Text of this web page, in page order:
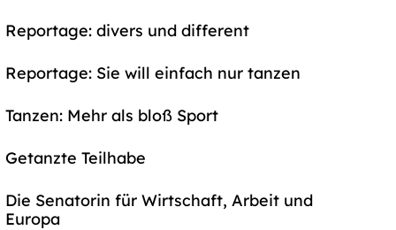
Reportage: divers und different
Reportage: Sie will einfach nur tanzen
Tanzen: Mehr als bloß Sport
Getanzte Teilhabe
Die Senatorin für Wirtschaft, Arbeit und
Europa